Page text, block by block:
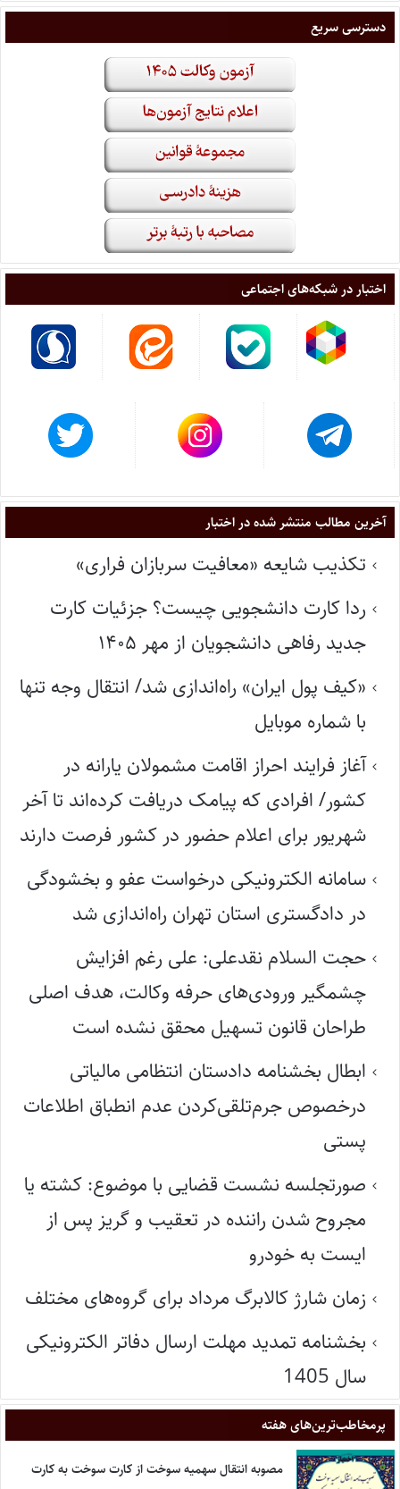
دسترسی سریع
اختبار در شبکه‌های اجتماعی
آخرین مطالب منتشر شده در اختبار
تکذیب شایعه «معافیت سربازان فراری»
ردا کارت دانشجویی چیست؟ جزئیات کارت
جدید رفاهی دانشجویان از مهر ۱۴۰۵
«کیف پول ایران» راه‌اندازی شد/ انتقال وجه تنها
با شماره موبایل
آغاز فرایند احراز اقامت مشمولان یارانه در
کشور/ افرادی که پیامک دریافت کرده‌اند تا آخر
شهریور برای اعلام حضور در کشور فرصت دارند
سامانه الکترونیکی درخواست عفو و بخشودگی
در دادگستری استان تهران راه‌اندازی شد
حجت السلام نقدعلی: علی رغم افزایش
چشمگیر ورودی‌های حرفه وکالت، هدف اصلی
طراحان قانون تسهیل محقق نشده است
ابطال بخشنامه دادستان انتظامی مالیاتی
درخصوص جرم‌تلقی‌کردن عدم انطباق اطلاعات
پستی
صورتجلسه نشست قضایی با موضوع: کشته یا
مجروح شدن راننده در تعقیب و گریز پس از
ایست به خودرو
زمان شارژ کالابرگ مرداد برای گروه‌های مختلف
بخشنامه تمدید مهلت ارسال دفاتر الکترونیکی
سال 1405
پر‌مخاطب‌ترین‌های هفته
مصوبه انتقال سهمیه سوخت از کارت سوخت به کارت